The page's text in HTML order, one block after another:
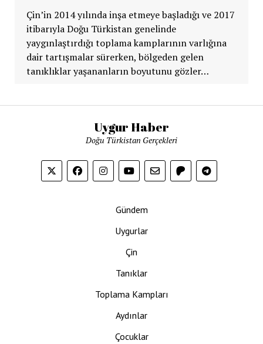
Çin’in 2014 yılında inşa etmeye başladığı ve 2017
itibarıyla Doğu Türkistan genelinde
yaygınlaştırdığı toplama kamplarının varlığına
dair tartışmalar sürerken, bölgeden gelen
tanıklıklar yaşananların boyutunu gözler…
Uygur Haber
Doğu Türkistan Gerçekleri
Gündem
Uygurlar
Çin
Tanıklar
Toplama Kampları
Aydınlar
Çocuklar